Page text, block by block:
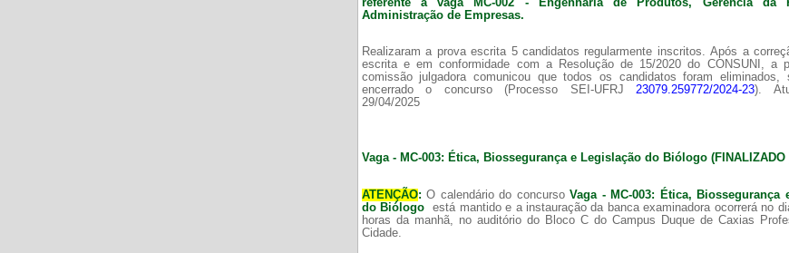
Administração de Empresas.
Realizaram a prova escrita 5 candidatos regularmente inscritos. Após a
escrita e em conformidade com a Resolução de 15/2020 do CONSUNI, a
comissão julgadora comunicou que todos os candidatos foram eliminados,
encerrado o concurso (Processo SEI-UFRJ23079.259772/2024-23).
29/04/2025
Vaga - MC-003: Ética, Biossegurança e Legislação do Biólogo (FINALIZADO
ATENÇÃO: O calendário do concursoVaga - MC-003: Ética, Biossegurança
do Biólogo
está mantido e a instauração da banca examinadora ocorrerá no
horas da manhã, no auditório do Bloco C do Campus Duque de Caxias
Cidade.